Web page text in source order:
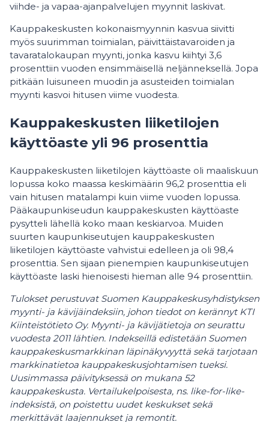
viihde- ja vapaa-ajanpalvelujen myynnit laskivat.
Kauppakeskusten kokonaismyynnin kasvua siivitti
myös suurimman toimialan, päivittäistavaroiden ja
tavaratalokaupan myynti, jonka kasvu kiihtyi 3,6
prosenttiin vuoden ensimmäisellä neljänneksellä. Jopa
pitkään luisuneen muodin ja asusteiden toimialan
myynti kasvoi hitusen viime vuodesta.
Kauppakeskusten liiketilojen
käyttöaste yli 96 prosenttia
Kauppakeskusten liiketilojen käyttöaste oli maaliskuun
lopussa koko maassa keskimäärin 96,2 prosenttia eli
vain hitusen matalampi kuin viime vuoden lopussa.
Pääkaupunkiseudun kauppakeskusten käyttöaste
pysytteli lähellä koko maan keskiarvoa. Muiden
suurten kaupunkiseutujen kauppakeskusten
liiketilojen käyttöaste vahvistui edelleen ja oli 98,4
prosenttia. Sen sijaan pienempien kaupunkiseutujen
käyttöaste laski hienoisesti hieman alle 94 prosenttiin.
Tulokset perustuvat Suomen Kauppakeskusyhdistyksen
myynti- ja kävijäindeksiin, johon tiedot on kerännyt KTI
Kiinteistötieto Oy. Myynti- ja kävijätietoja on seurattu
vuodesta 2011 lähtien. Indekseillä edistetään Suomen
kauppakeskusmarkkinan läpinäkyvyyttä sekä tarjotaan
markkinatietoa kauppakeskusjohtamisen tueksi.
Uusimmassa päivityksessä on mukana 52
kauppakeskusta. Vertailukelpoisesta, ns. like-for-like-
indeksistä, on poistettu uudet keskukset sekä
merkittävät laajennukset ja remontit.